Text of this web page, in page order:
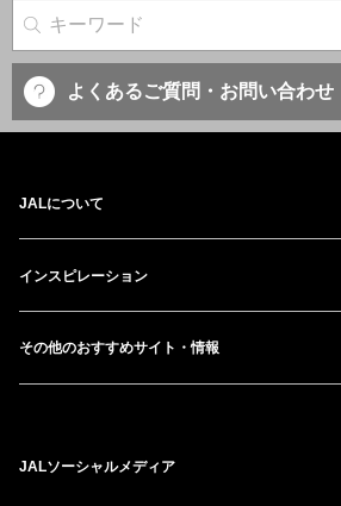
サイト内検索
よくあるご質問・お問い合わせ
JALについて
インスピレーション
その他のおすすめサイト・情報
JALソーシャルメディア